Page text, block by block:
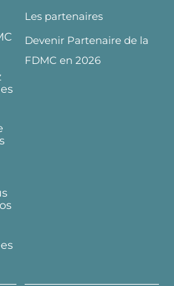
Les partenaires
Devenir Partenaire de la
FDMC en 2026